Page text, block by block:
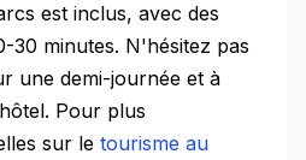
est inclus, avec des
30 minutes. N'hésitez pas
une demi-journée et à
Pour plus
sur le tourisme au